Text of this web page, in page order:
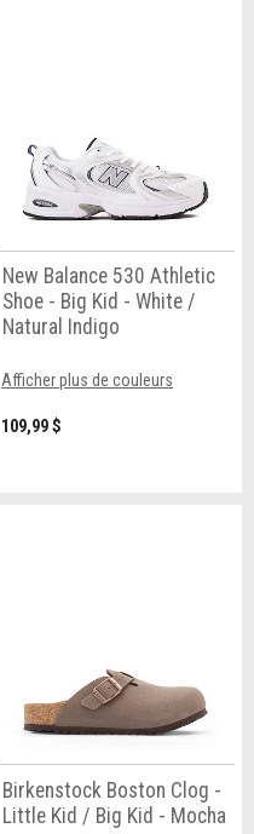
New Balance 530 Athletic
Shoe - Big Kid - White /
Natural Indigo
Afficher plus de couleurs
109,99 $
Birkenstock Boston Clog -
Little Kid / Big Kid - Mocha